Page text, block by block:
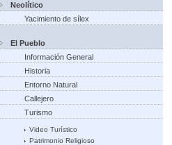
Neolítico
Yacimiento de sílex
El Pueblo
Información General
Historia
Entorno Natural
Callejero
Turismo
Video Turístico
Patrimonio Religioso